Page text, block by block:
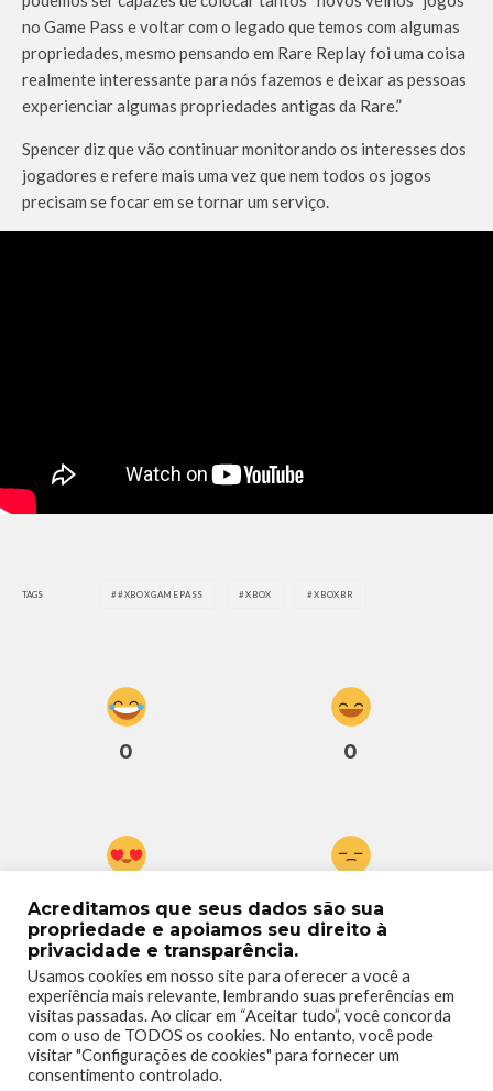
no Game Pass e voltar com o legado que temos com algumas
propriedades, mesmo pensando em Rare Replay foi uma coisa
realmente interessante para nós fazemos e deixar as pessoas
experienciar algumas propriedades antigas da Rare.”
Spencer diz que vão continuar monitorando os interesses dos
jogadores e refere mais uma vez que nem todos os jogos
precisam se focar em se tornar um serviço.
TAGS #XBOXGAMEPASS XBOX XBOXBR
0 0
0 0
0
Acreditamos que seus dados são sua
propriedade e apoiamos seu direito à
privacidade e transparência.
Usamos cookies em nosso site para oferecer a você a
experiência mais relevante, lembrando suas preferências em
visitas passadas. Ao clicar em “Aceitar tudo”, você concorda
com o uso de TODOS os cookies. No entanto, você pode
visitar "Configurações de cookies" para fornecer um
consentimento controlado.